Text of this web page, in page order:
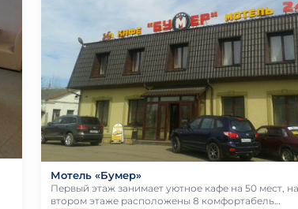
Мотель «Бумер»
Первый этаж занимает уютное кафе на 50 мест, на
втором этаже расположены 8 комфортабель…